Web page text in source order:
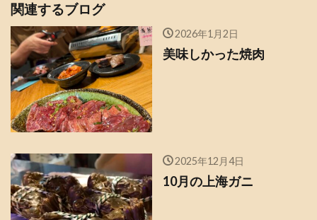
関連するブログ
2026年1月2日
美味しかった焼肉
2025年12月4日
10月の上海ガニ